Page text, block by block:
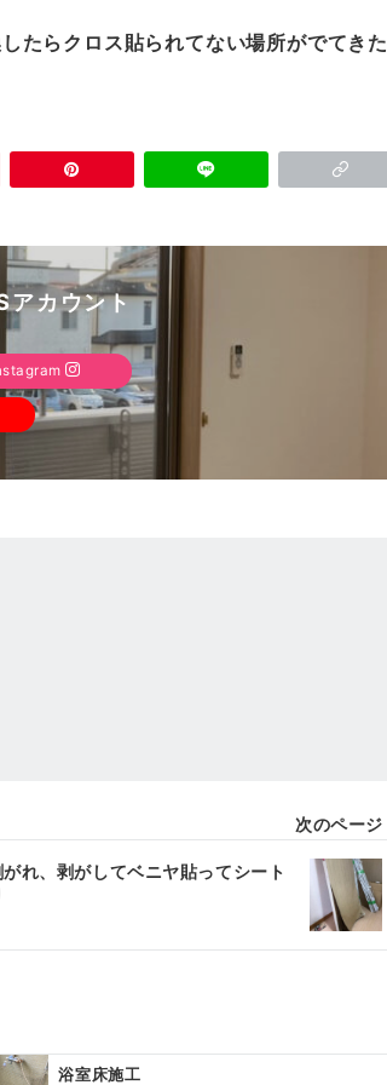
らクロス貼られてない場所がでてきた
アカウント
次のページ
がれ、剥がしてベニヤ貼ってシート
浴室床施工